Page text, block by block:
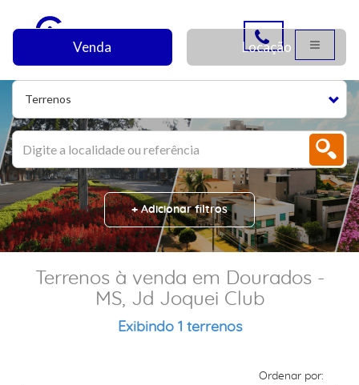
Terrenos
Venda Locação
+ Adicionar filtros
Terrenos à venda em Dourados -
MS, Jd Joquei Club
Exibindo 1 terrenos
Ordenar por: